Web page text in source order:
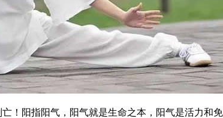
阳指阳气，阳气就是生命之本，阳气是活力和免